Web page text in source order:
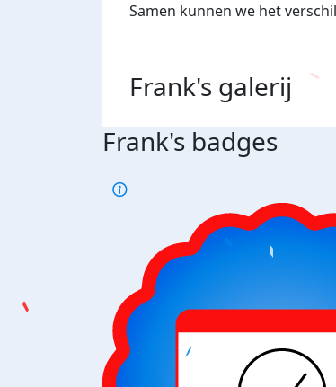
Samen kunnen we het
Frank's galerij
Frank's badges